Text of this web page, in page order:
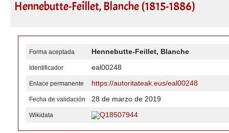
Hennebutte-Feillet, Blanche (1815-1886)
Forma aceptada Hennebutte-Feillet, Blanche
Identificador eal00248
Enlace permanente https://autoritateak.eus/eal00248
Fecha de validación 28 de marzo de 2019
Wikidata Q18507944